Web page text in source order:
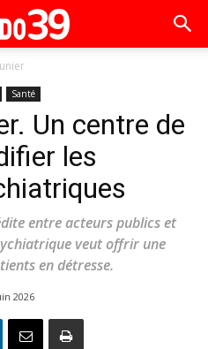
Santé
Un centre de
les
entre acteurs publics et
veut offrir une
en détresse.
2026